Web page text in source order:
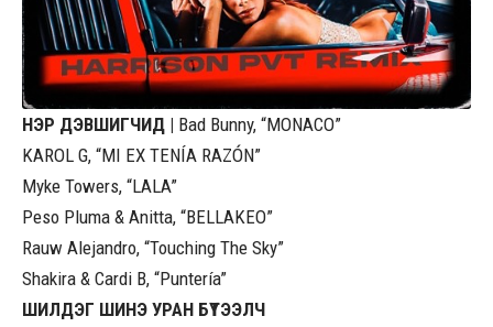
НЭР ДЭВШИГЧИД | Bad Bunny, “MONACO”
KAROL G, “MI EX TENÍA RAZÓN”
Myke Towers, “LALA”
Peso Pluma & Anitta, “BELLAKEO”
Rauw Alejandro, “Touching The Sky”
Shakira & Cardi B, “Puntería”
ШИЛДЭГ ШИНЭ УРАН БҮТЭЭЛЧ